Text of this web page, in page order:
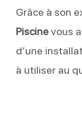
Grâce à son
Piscinevous
d’une
à utiliser au